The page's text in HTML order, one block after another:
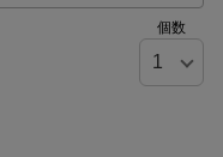
個数